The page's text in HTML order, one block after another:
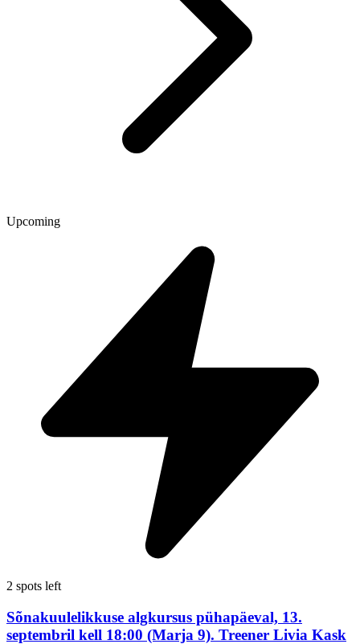
Upcoming
2 spots left
Sõnakuulelikkuse algkursus pühapäeval, 13.
septembril kell 18:00 (Marja 9). Treener Livia Kask